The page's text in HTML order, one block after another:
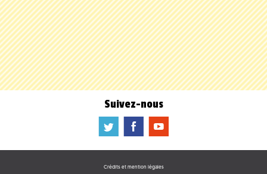
Suivez-nous
a b f
Crédits et mention légales